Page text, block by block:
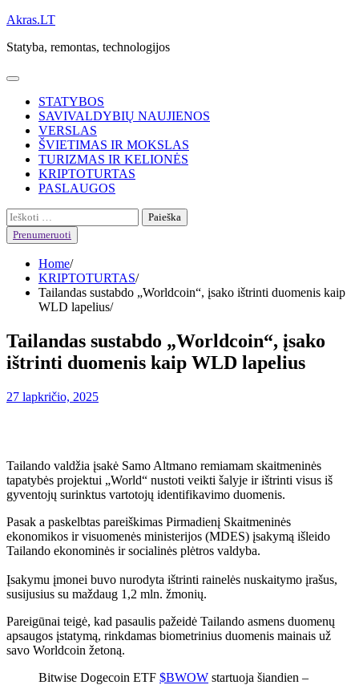
Skip
content
Akras.LT
Statyba, remontas, technologijos
STATYBOS
SAVIVALDYBIŲ NAUJIENOS
VERSLAS
ŠVIETIMAS IR MOKSLAS
TURIZMAS IR KELIONĖS
KRIPTOTURTAS
PASLAUGOS
Ieškoti:
Prenumeruoti
Home
KRIPTOTURTAS
Tailandas sustabdo „Worldcoin“, įsako ištrinti duomenis kaip
WLD lapelius
Tailandas sustabdo „Worldcoin“, įsako
ištrinti duomenis kaip WLD lapelius
27 lapkričio, 2025
Tailando valdžia įsakė Samo Altmano remiamam skaitmeninės
tapatybės projektui „World“ nustoti veikti šalyje ir ištrinti visus iš
gyventojų surinktus vartotojų identifikavimo duomenis.
Pasak a paskelbtas pareiškimas Pirmadienį Skaitmeninės
ekonomikos ir visuomenės ministerijos (MDES) įsakymą išleido
Tailando ekonominės ir socialinės plėtros valdyba.
Įsakymu įmonei buvo nurodyta ištrinti rainelės nuskaitymo įrašus,
susijusius su maždaug 1,2 mln. žmonių.
Pareigūnai teigė, kad pasaulis pažeidė Tailando asmens duomenų
apsaugos įstatymą, rinkdamas biometrinius duomenis mainais už
savo Worldcoin žetoną.
Bitwise Dogecoin ETF $BWOW startuoja šiandien –